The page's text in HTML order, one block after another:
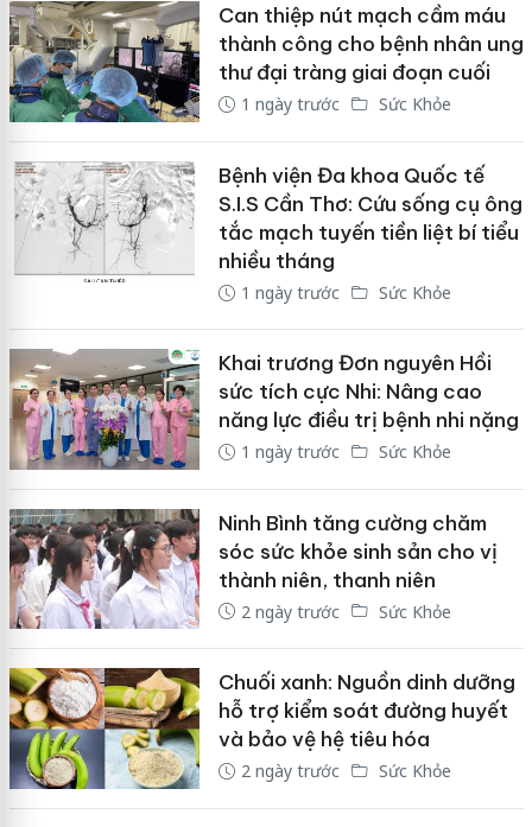
Can thiệp nút mạch cầm máu
thành công cho bệnh nhân ung
thư đại tràng giai đoạn cuối
1 ngày trước Sức Khỏe
Bệnh viện Đa khoa Quốc tế
S.I.S Cần Thơ: Cứu sống cụ ông
tắc mạch tuyến tiền liệt bí tiểu
nhiều tháng
1 ngày trước Sức Khỏe
Khai trương Đơn nguyên Hồi
sức tích cực Nhi: Nâng cao
năng lực điều trị bệnh nhi nặng
1 ngày trước Sức Khỏe
Ninh Bình tăng cường chăm
sóc sức khỏe sinh sản cho vị
thành niên, thanh niên
2 ngày trước Sức Khỏe
Chuối xanh: Nguồn dinh dưỡng
hỗ trợ kiểm soát đường huyết
và bảo vệ hệ tiêu hóa
2 ngày trước Sức Khỏe